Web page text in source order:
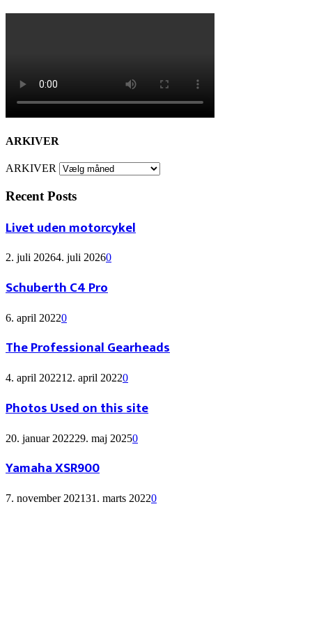
ARKIVER
ARKIVER
Recent Posts
Livet uden motorcykel
2. juli 20264. juli 20260
Schuberth C4 Pro
6. april 20220
The Professional Gearheads
4. april 202212. april 20220
Photos Used on this site
20. januar 202229. maj 20250
Yamaha XSR900
7. november 202131. marts 20220